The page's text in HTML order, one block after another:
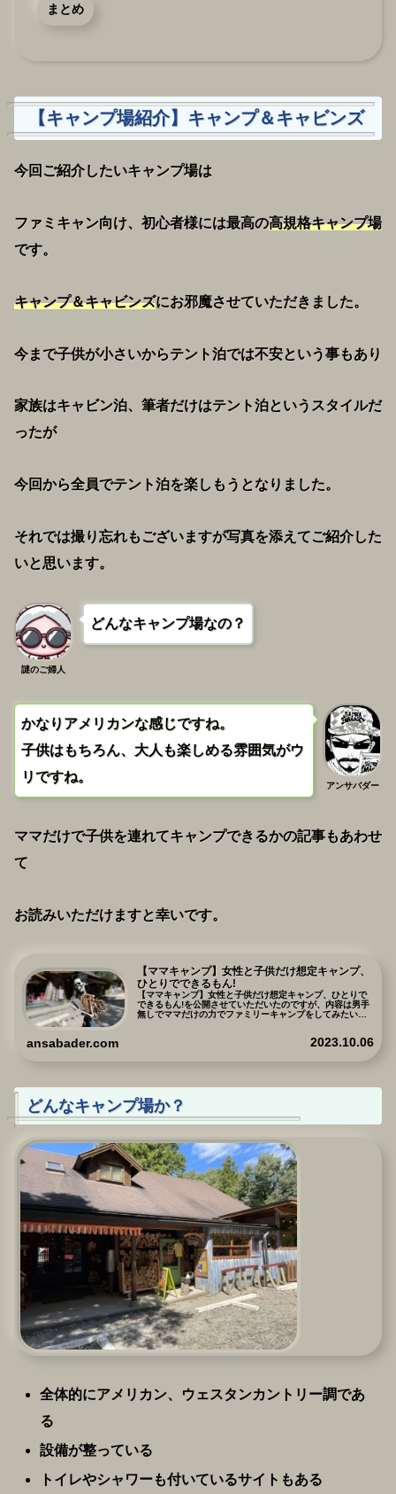
まとめ
【キャンプ場紹介】キャンプ＆キャビンズ
今回ご紹介したいキャンプ場は
ファミキャン向け、初心者様には最高の高規格キャンプ場
です。
キャンプ＆キャビンズにお邪魔させていただきました。
今まで子供が小さいからテント泊では不安という事もあり
家族はキャビン泊、筆者だけはテント泊というスタイルだ
ったが
今回から全員でテント泊を楽しもうとなりました。
それでは撮り忘れもございますが写真を添えてご紹介した
いと思います。
謎のご婦人
どんなキャンプ場なの？
アンサバダー
かなりアメリカンな感じですね。
子供はもちろん、大人も楽しめる雰囲気がウ
リですね。
ママだけで子供を連れてキャンプできるかの記事もあわせ
て
お読みいただけますと幸いです。
【ママキャンプ】女性と子供だけ想定キャンプ、
ひとりでできるもん!
【ママキャンプ】女性と子供だけ想定キャンプ、ひとりで
できるもん!を公開させていただいたのですが、内容は男手
無しでママだけの力でファミリーキャンプをしてみたいか
ansabader.com 2023.10.06
どんなキャンプ場か？
全体的にアメリカン、ウェスタンカントリー調であ
る
設備が整っている
トイレやシャワーも付いているサイトもある